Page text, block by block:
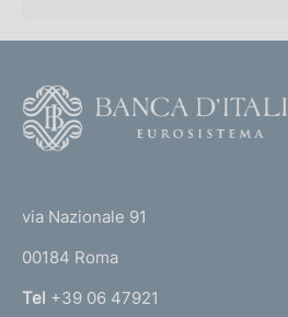
r
n
via Nazionale 91
00184 Roma
Tel +39 06 47921